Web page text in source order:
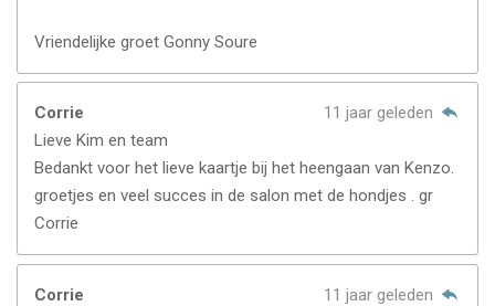
Vriendelijke groet Gonny Soure
Corrie
11 jaar geleden
Lieve Kim en team
Bedankt voor het lieve kaartje bij het heengaan van Kenzo.
groetjes en veel succes in de salon met de hondjes . gr
Corrie
Corrie
11 jaar geleden